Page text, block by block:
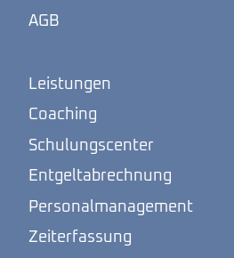
AGB
Leistungen
Coaching
Schulungscenter
Entgeltabrechnung
Personalmanagement
Zeiterfassung